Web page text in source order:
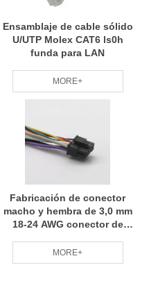
Ensamblaje de cable sólido
U/UTP Molex CAT6 ls0h
funda para LAN
MORE+
Fabricación de conector
macho y hembra de 3,0 mm
18-24 AWG conector de
MORE+